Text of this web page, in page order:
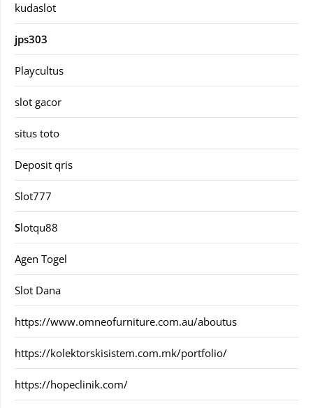
kudaslot
jps303
Playcultus
slot gacor
situs toto
Deposit qris
Slot777
Slotqu88
Agen Togel
Slot Dana
https://www.omneofurniture.com.au/aboutus
https://kolektorskisistem.com.mk/portfolio/
https://hopeclinik.com/